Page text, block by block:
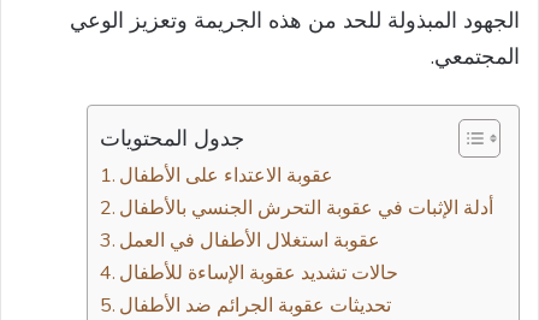
الجهود المبذولة للحد من هذه الجريمة وتعزيز الوعي
المجتمعي.
جدول المحتويات
عقوبة الاعتداء على الأطفال
أدلة الإثبات في عقوبة التحرش الجنسي بالأطفال
عقوبة استغلال الأطفال في العمل
حالات تشديد عقوبة الإساءة للأطفال
تحديثات عقوبة الجرائم ضد الأطفال